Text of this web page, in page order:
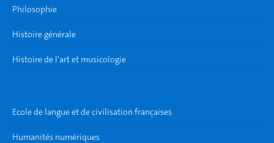
Philosophie
Histoire générale
Histoire de l'art et musicologie
Ecole de langue et de civilisation françaises
Humanités numériques